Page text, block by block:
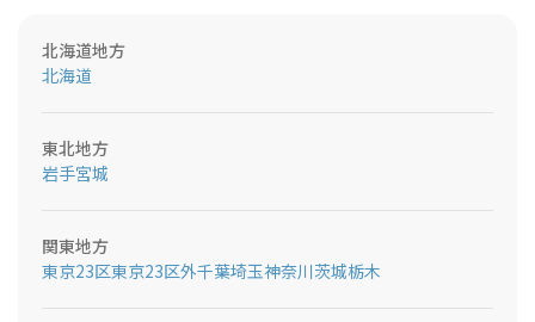
北海道地方
北海道
東北地方
岩手宮城
関東地方
東京23区東京23区外千葉埼玉神奈川茨城栃木